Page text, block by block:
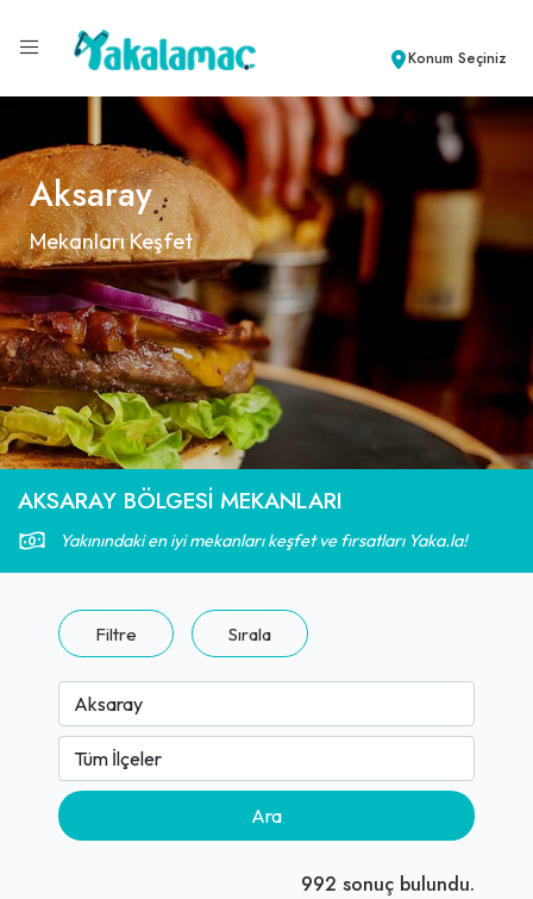
Konum Seçiniz
Aksaray
Mekanları Keşfet
AKSARAY BÖLGESI MEKANLARI
Yakınındaki en iyi mekanları keşfet ve fırsatları Yaka.la!
Filtre Sırala
Ara
992 sonuç bulundu.